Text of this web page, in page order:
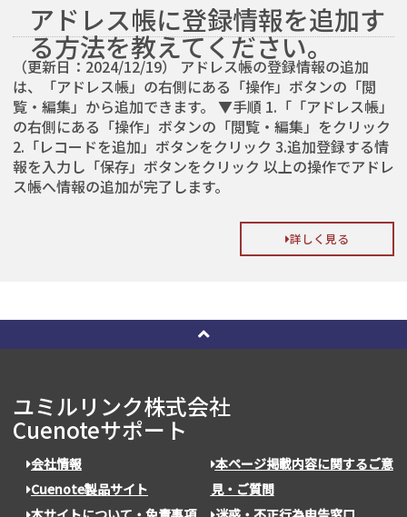
アドレス帳に登録情報を追加す
る方法を教えてください。
（更新日：2024/12/19） アドレス帳の登録情報の追加
は、「アドレス帳」の右側にある「操作」ボタンの「閲
覧・編集」から追加できます。 ▼手順 1.「「アドレス帳」
の右側にある「操作」ボタンの「閲覧・編集」をクリック
2.「レコードを追加」ボタンをクリック 3.追加登録する情
報を入力し「保存」ボタンをクリック 以上の操作でアドレ
ス帳へ情報の追加が完了します。
詳しく見る
ユミルリンク株式会社
Cuenoteサポート
会社情報
Cuenote製品サイト
本ページ掲載内容に関するご意
見・ご質問